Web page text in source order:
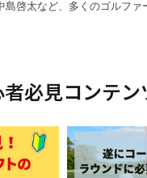
島啓太など、多くのゴルファ
必見コンテン